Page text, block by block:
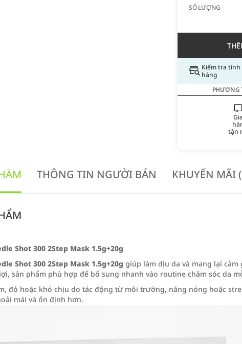
SỐ LƯỢNG
Kiểm tra
hàng
PHƯƠNG
tận
THÔNG TIN NGƯỜI BÁN KHUYẾN MÃI
Shot 300 2Step Mask 1.5g+20g
Shot 300 2Step Mask 1.5g+20g giúp làm dịu da và mang lại cảm
sản phẩm phù hợp để bổ sung nhanh vào routine chăm sóc da
đỏ hoặc khó chịu do tác động từ môi trường, nắng nóng hoặc
mái và ổn định hơn.